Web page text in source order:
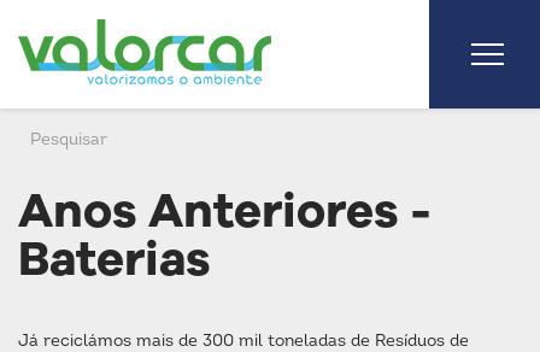
Anos Anteriores -
Baterias
Já reciclámos mais de 300 mil toneladas de Resíduos de